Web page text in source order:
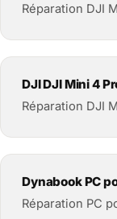
Réparation DJI
DJI DJI Mini 4
Réparation DJI
Dynabook PC
Réparation PC